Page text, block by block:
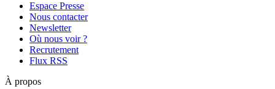
Espace Presse
Nous contacter
Newsletter
Où nous voir ?
Recrutement
Flux RSS
À propos